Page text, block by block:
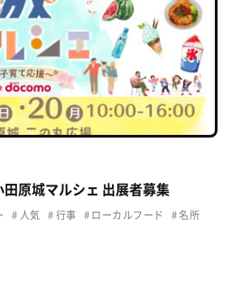
原城マルシェ 出展者募集
人気 行事 ローカルフード 名所